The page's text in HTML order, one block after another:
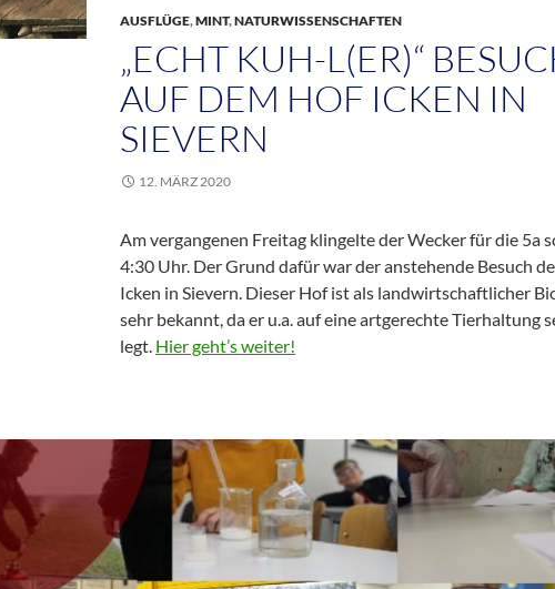
AUSFLÜGE,MINT,NATURWISSENSCHAFTEN
„ECHT KUH-L(ER)“
AUF DEM HOF ICKEN IN
SIEVERN
12. MÄRZ 2020
Am vergangenen Freitag klingelte der Wecker für die 5a
4:30 Uhr. Der Grund dafür war der anstehende Besuch
Icken in Sievern. Dieser Hof ist als landwirtschaftlicher
sehr bekannt, da er u.a. auf eine artgerechte Tierhaltung
legt. Hier geht’s weiter!